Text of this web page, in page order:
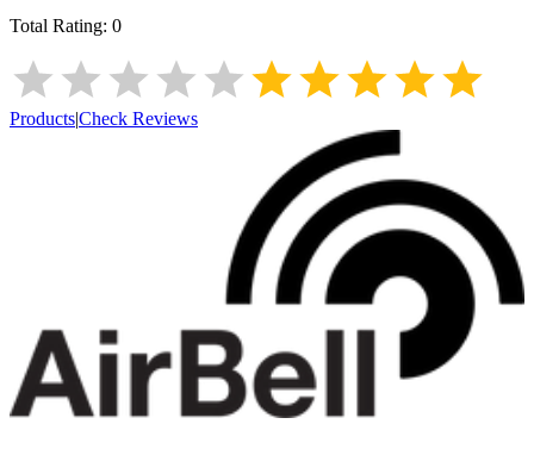
Total Rating: 0
Products|Check Reviews